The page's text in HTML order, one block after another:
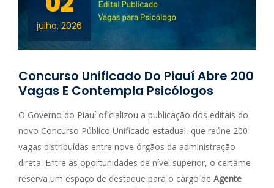
julho, 2026
Concurso Unificado Do Piauí Abre 200
Vagas E Contempla Psicólogos
O Governo do Piauí oficializou a publicação dos editais do
novo Concurso Público Unificado estadual, que reúne 200
vagas distribuídas entre nove órgãos da administração
direta. Entre as oportunidades de nível superior, o certame
reserva um espaço de destaque para o cargo de Agente